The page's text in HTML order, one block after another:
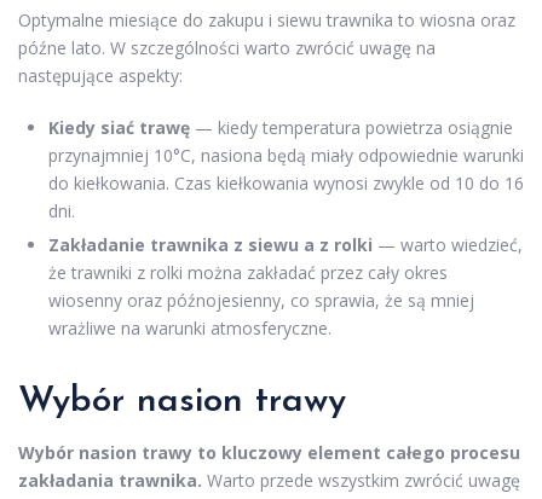
Optymalne miesiące do zakupu i siewu trawnika to wiosna oraz
późne lato. W szczególności warto zwrócić uwagę na
następujące aspekty:
Kiedy siać trawę — kiedy temperatura powietrza osiągnie
przynajmniej 10°C, nasiona będą miały odpowiednie warunki
do kiełkowania. Czas kiełkowania wynosi zwykle od 10 do 16
dni.
Zakładanie trawnika z siewu a z rolki — warto wiedzieć,
że trawniki z rolki można zakładać przez cały okres
wiosenny oraz późnojesienny, co sprawia, że są mniej
wrażliwe na warunki atmosferyczne.
Wybór nasion trawy
Wybór nasion trawy to kluczowy element całego procesu
zakładania trawnika. Warto przede wszystkim zwrócić uwagę